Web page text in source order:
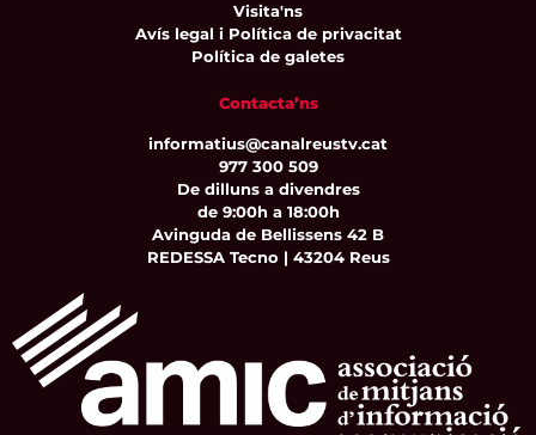
Visita'ns
Avís legal i Política de privacitat
Política de galetes
Contacta’ns
informatius@canalreustv.cat
977 300 509
De dilluns a divendres
de 9:00h a 18:00h
Avinguda de Bellissens 42 B
REDESSA Tecno | 43204 Reus